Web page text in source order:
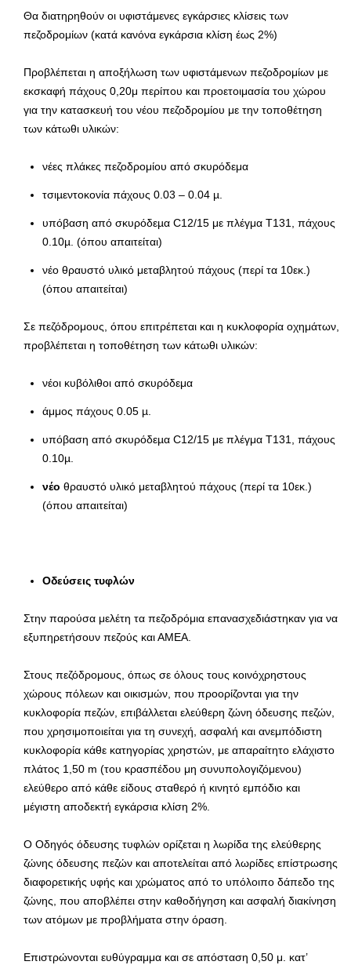
Θα διατηρηθούν οι υφιστάμενες εγκάρσιες κλίσεις των
πεζοδρομίων (κατά κανόνα εγκάρσια κλίση έως 2%)
Προβλέπεται η αποξήλωση των υφιστάμενων πεζοδρομίων με
εκσκαφή πάχους 0,20μ περίπου και προετοιμασία του χώρου
για την κατασκευή του νέου πεζοδρομίου με την τοποθέτηση
των κάτωθι υλικών:
νέες πλάκες πεζοδρομίου από σκυρόδεμα
τσιµεντοκονία πάχους 0.03 – 0.04 µ.
υπόβαση από σκυρόδεµα C12/15 με πλέγμα Τ131, πάχους
0.10µ. (όπου απαιτείται)
νέο θραυστό υλικό μεταβλητού πάχους (περί τα 10εκ.)
(όπου απαιτείται)
Σε πεζόδρομους, όπου επιτρέπεται και η κυκλοφορία οχημάτων,
προβλέπεται η τοποθέτηση των κάτωθι υλικών:
νέοι κυβόλιθοι από σκυρόδεμα
άμμος πάχους 0.05 µ.
υπόβαση από σκυρόδεµα C12/15 με πλέγμα Τ131, πάχους
0.10µ.
νέο θραυστό υλικό μεταβλητού πάχους (περί τα 10εκ.)
(όπου απαιτείται)
Οδεύσεις τυφλών
Στην παρούσα μελέτη τα πεζοδρόμια επανασχεδιάστηκαν για να
εξυπηρετήσουν πεζούς και ΑΜΕΑ.
Στους πεζόδρομους, όπως σε όλους τους κοινόχρηστους
χώρους πόλεων και οικισμών, που προορίζονται για την
κυκλοφορία πεζών, επιβάλλεται ελεύθερη ζώνη όδευσης πεζών,
που χρησιμοποιείται για τη συνεχή, ασφαλή και ανεμπόδιστη
κυκλοφορία κάθε κατηγορίας χρηστών, με απαραίτητο ελάχιστο
πλάτος 1,50 m (του κρασπέδου μη συνυπολογιζόμενου)
ελεύθερο από κάθε είδους σταθερό ή κινητό εμπόδιο και
μέγιστη αποδεκτή εγκάρσια κλίση 2%.
Ο Οδηγός όδευσης τυφλών ορίζεται η λωρίδα της ελεύθερης
ζώνης όδευσης πεζών και αποτελείται από λωρίδες επίστρωσης
διαφορετικής υφής και χρώματος από το υπόλοιπο δάπεδο της
ζώνης, που αποβλέπει στην καθοδήγηση και ασφαλή διακίνηση
των ατόμων με προβλήματα στην όραση.
Επιστρώνονται ευθύγραμμα και σε απόσταση 0,50 μ. κατ’